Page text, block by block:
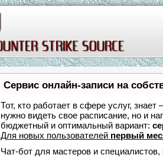
Сервис онлайн-записи на
Тот, кто работает в сфере услуг,
нужно видеть свое расписание, но и
бюджетный и оптимальный вариант:
Для новых пользователей первый
Чат-бот для мастеров и